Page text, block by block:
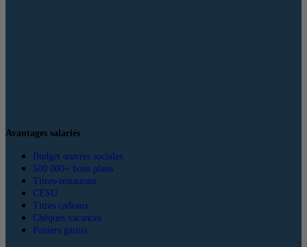
Avantages salariés
Budget œuvres sociales
500 000+ bons plans
Titres-restaurant
CESU
Titres cadeaux
Chèques vacances
Paniers garnis